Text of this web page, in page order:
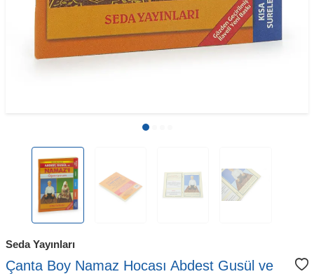
Seda Yayınları
Çanta Boy Namaz Hocası Abdest Gusül ve